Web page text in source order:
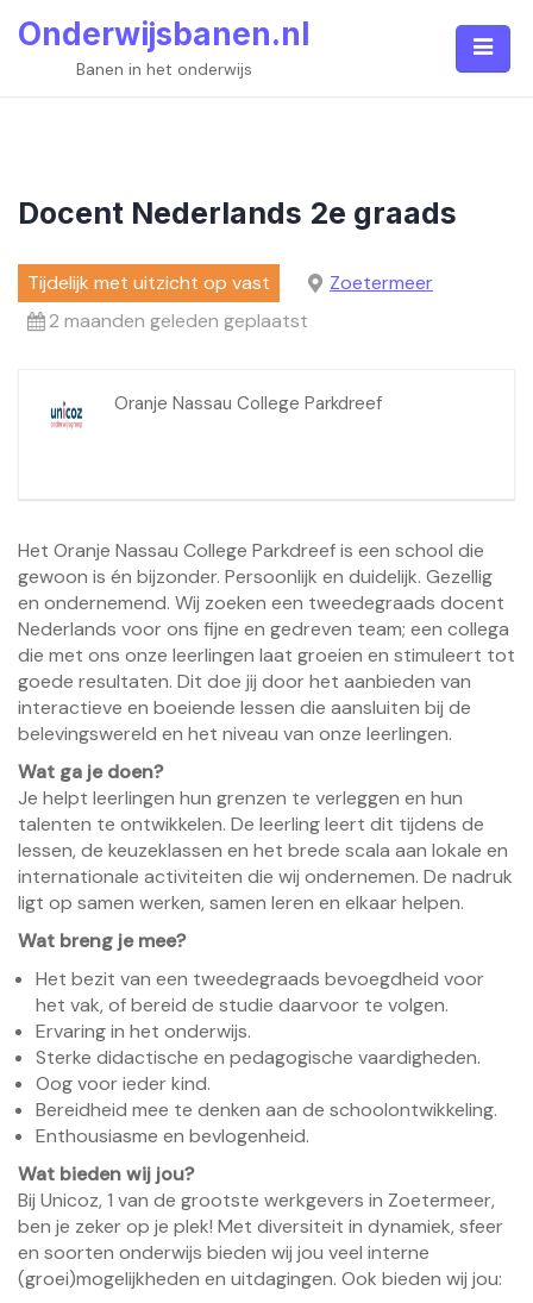
Onderwijsbanen.nl
Banen in het onderwijs
Docent Nederlands 2e graads
Tijdelijk met uitzicht op vast
Zoetermeer
2 maanden geleden geplaatst
Oranje Nassau College Parkdreef
Het Oranje Nassau College Parkdreef is een school die
gewoon is én bijzonder. Persoonlijk en duidelijk. Gezellig
en ondernemend. Wij zoeken een tweedegraads docent
Nederlands voor ons fijne en gedreven team; een collega
die met ons onze leerlingen laat groeien en stimuleert tot
goede resultaten. Dit doe jij door het aanbieden van
interactieve en boeiende lessen die aansluiten bij de
belevingswereld en het niveau van onze leerlingen.
Wat ga je doen?
Je helpt leerlingen hun grenzen te verleggen en hun
talenten te ontwikkelen. De leerling leert dit tijdens de
lessen, de keuzeklassen en het brede scala aan lokale en
internationale activiteiten die wij ondernemen. De nadruk
ligt op samen werken, samen leren en elkaar helpen.
Wat breng je mee?
Het bezit van een tweedegraads bevoegdheid voor
het vak, of bereid de studie daarvoor te volgen.
Ervaring in het onderwijs.
Sterke didactische en pedagogische vaardigheden.
Oog voor ieder kind.
Bereidheid mee te denken aan de schoolontwikkeling.
Enthousiasme en bevlogenheid.
Wat bieden wij jou?
Bij Unicoz, 1 van de grootste werkgevers in Zoetermeer,
ben je zeker op je plek! Met diversiteit in dynamiek, sfeer
en soorten onderwijs bieden wij jou veel interne
(groei)mogelijkheden en uitdagingen. Ook bieden wij jou: